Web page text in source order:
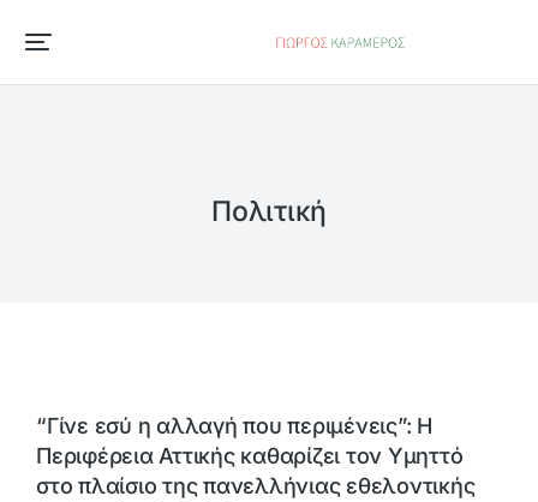
Πολιτική
“Γίνε εσύ η αλλαγή που περιμένεις”: Η
Περιφέρεια Αττικής καθαρίζει τον Υμηττό
στο πλαίσιο της πανελλήνιας εθελοντικής